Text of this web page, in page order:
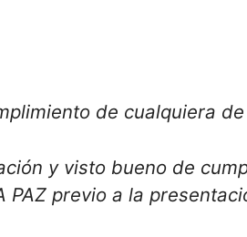
de cualquiera
y visto bueno de
PAZ previo a la